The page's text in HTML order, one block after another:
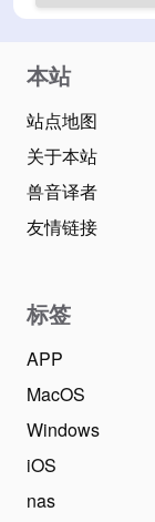
本站
站点地图
关于本站
兽音译者
友情链接
标签
APP
MacOS
Windows
iOS
nas